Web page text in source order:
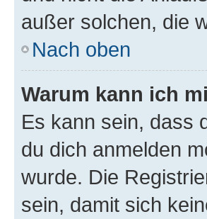
außer solchen, die
Nach oben
Warum kann ich
Es kann sein, dass
du dich anmelden
wurde. Die
sein, damit sich